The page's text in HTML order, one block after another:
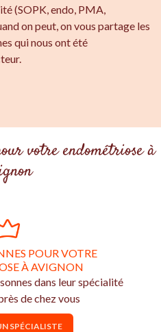
(SOPK, endo, PMA,
on peut, on vous partage les
qui nous ont été
votre endométriose à
POUR VOTRE
À AVIGNON
dans leur spécialité
de chez vous
SPÉCIALISTE